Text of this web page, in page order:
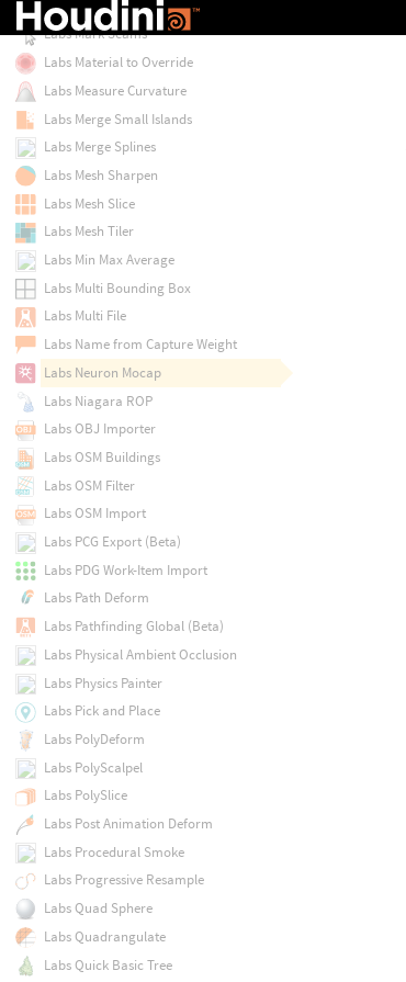
Labs Maps Baker
Labs Mark Seams
Labs Material to Override
Labs Measure Curvature
Labs Merge Small Islands
Labs Merge Splines
Labs Mesh Sharpen
Labs Mesh Slice
Labs Mesh Tiler
Labs Min Max Average
Labs Multi Bounding Box
Labs Multi File
Labs Name from Capture Weight
Labs Neuron Mocap
Labs Niagara ROP
Labs OBJ Importer
Labs OSM Buildings
Labs OSM Filter
Labs OSM Import
Labs PCG Export (Beta)
Labs PDG Work-Item Import
Labs Path Deform
Labs Pathfinding Global (Beta)
Labs Physical Ambient Occlusion
Labs Physics Painter
Labs Pick and Place
Labs PolyDeform
Labs PolyScalpel
Labs PolySlice
Labs Post Animation Deform
Labs Procedural Smoke
Labs Progressive Resample
Labs Quad Sphere
Labs Quadrangulate
Labs Quick Basic Tree